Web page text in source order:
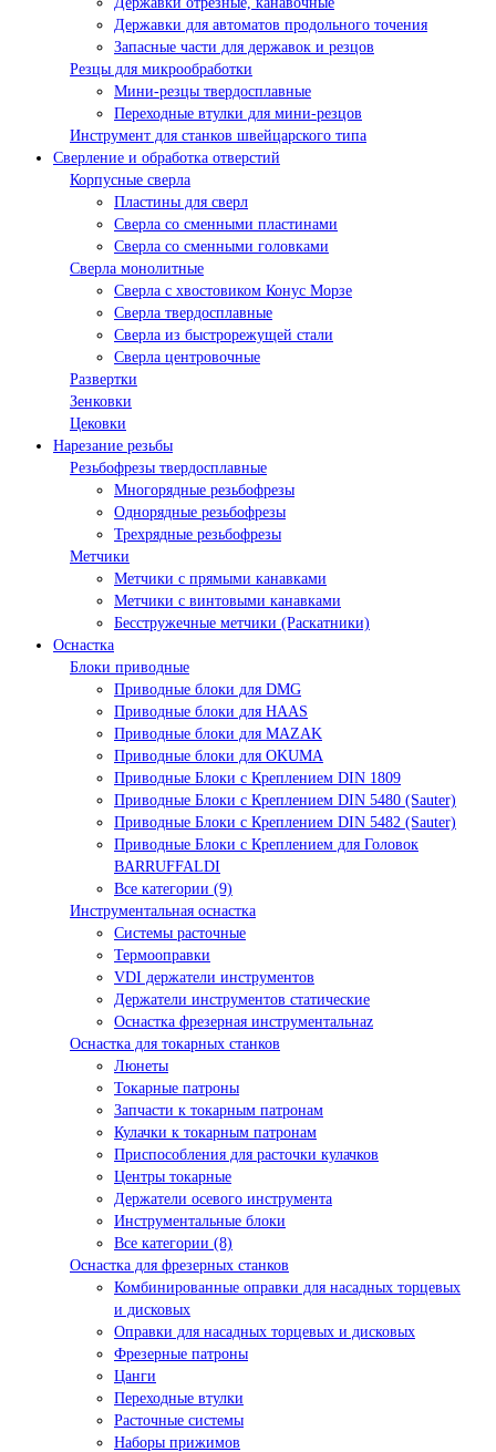
Державки для автоматов продольного точения
Запасные части для державок и резцов
Резцы для микрообработки
Мини-резцы твердосплавные
Переходные втулки для мини-резцов
Инструмент для станков швейцарского типа
Сверление и обработка отверстий
Корпусные сверла
Пластины для сверл
Сверла со сменными пластинами
Сверла со сменными головками
Сверла монолитные
Сверла с хвостовиком Конус Морзе
Сверла твердосплавные
Сверла из быстрорежущей стали
Сверла центровочные
Развертки
Зенковки
Цековки
Нарезание резьбы
Резьбофрезы твердосплавные
Многорядные резьбофрезы
Однорядные резьбофрезы
Трехрядные резьбофрезы
Метчики
Метчики с прямыми канавками
Метчики с винтовыми канавками
Бесстружечные метчики (Раскатники)
Оснастка
Блоки приводные
Приводные блоки для DMG
Приводные блоки для HAAS
Приводные блоки для MAZAK
Приводные блоки для OKUMA
Приводные Блоки с Креплением DIN 1809
Приводные Блоки с Креплением DIN 5480 (Sauter)
Приводные Блоки с Креплением DIN 5482 (Sauter)
Приводные Блоки с Креплением для Головок
BARRUFFALDI
Все категории (9)
Инструментальная оснастка
Системы расточные
Термооправки
VDI держатели инструментов
Держатели инструментов статические
Оснастка фрезерная инструментальнаz
Оснастка для токарных станков
Люнеты
Токарные патроны
Запчасти к токарным патронам
Кулачки к токарным патронам
Приспособления для расточки кулачков
Центры токарные
Держатели осевого инструмента
Инструментальные блоки
Все категории (8)
Оснастка для фрезерных станков
Комбинированные оправки для насадных торцевых
и дисковых
Оправки для насадных торцевых и дисковых
Фрезерные патроны
Цанги
Переходные втулки
Расточные системы
Наборы прижимов